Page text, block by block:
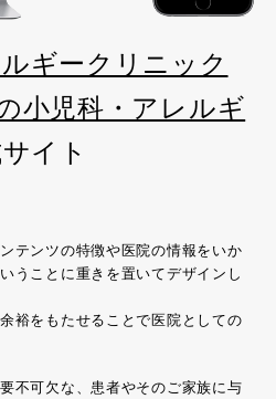
ギークリニック
小児科・アレルギ
イト
テンツの特徴や医院の情報をいか
うことに重きを置いてデザインし
裕をもたせることで医院としての
不可欠な、患者やそのご家族に与